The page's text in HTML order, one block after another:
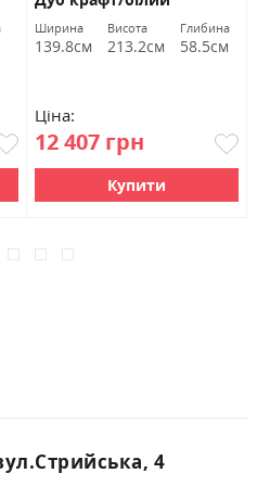
глянець Міромарк
Ширина
139.8см
Висота
213.2см
Глибина
58.5см
Ціна:
12 407 грн
Купити
4